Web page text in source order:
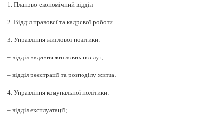
1. Планово-економічний відділ
2. Відділ правової та кадрової роботи.
3. Управління житлової політики:
– відділ надання житлових послуг;
– відділ реєстрації та розподілу житла.
4. Управління комунальної політики:
– відділ експлуатації;